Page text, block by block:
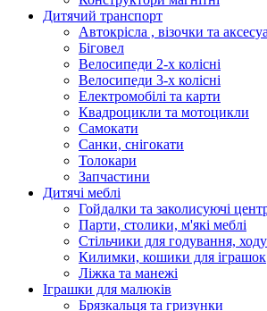
Дитячий транспорт
Автокрісла , візочки та
Біговел
Велосипеди 2-х колісні
Велосипеди 3-х колісні
Електромобілі та карти
Квадроцикли та мотоцикли
Самокати
Санки, снігокати
Толокари
Запчастини
Дитячі меблі
Гойдалки та заколисуючі
Парти, столики, м'які меблі
Стільчики для годування,
Килимки, кошики для іграшок
Ліжка та манежі
Іграшки для малюків
Брязкальця та гризунки